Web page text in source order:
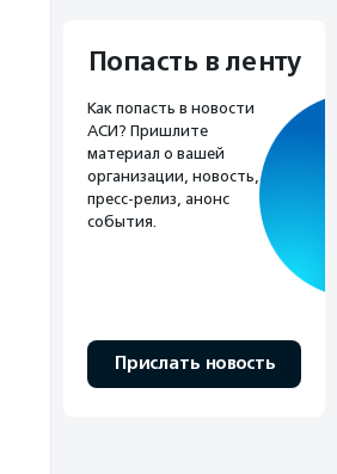
Попасть в ленту
Как попасть в новости
АСИ? Пришлите
материал о вашей
организации, новость,
пресс-релиз, анонс
события.
Прислать новость